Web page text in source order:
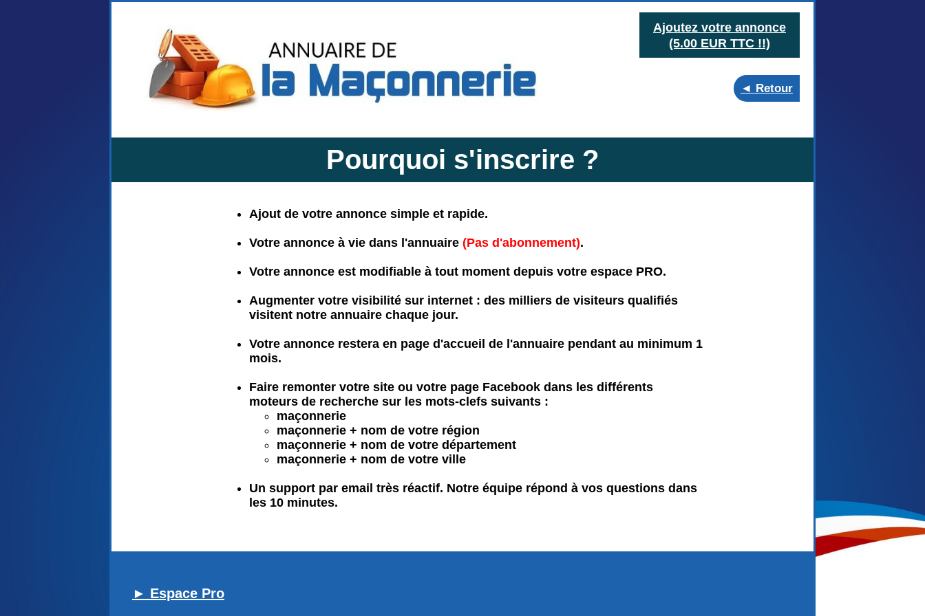
Ajoutez votre annonce
(5.00 EUR TTC !!)
◄ Retour
Pourquoi s'inscrire ?
Ajout de votre annonce simple et rapide.
Votre annonce à vie dans l'annuaire (Pas d'abonnement).
Votre annonce est modifiable à tout moment depuis votre espace PRO.
Augmenter votre visibilité sur internet : des milliers de visiteurs qualifiés
visitent notre annuaire chaque jour.
Votre annonce restera en page d'accueil de l'annuaire pendant au minimum 1
mois.
Faire remonter votre site ou votre page Facebook dans les différents
moteurs de recherche sur les mots-clefs suivants :
maçonnerie
maçonnerie + nom de votre région
maçonnerie + nom de votre département
maçonnerie + nom de votre ville
Un support par email très réactif. Notre équipe répond à vos questions dans
les 10 minutes.
► Espace Pro